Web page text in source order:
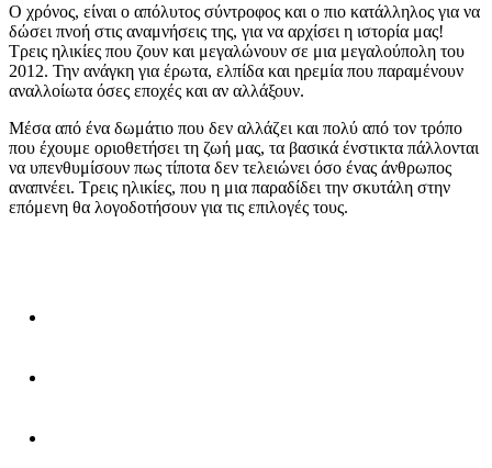
Ο χρόνος, είναι ο απόλυτος σύντροφος και ο πιο κατάλληλος για να
δώσει πνοή στις αναμνήσεις της, για να αρχίσει η ιστορία μας!
Τρεις ηλικίες που ζουν και μεγαλώνουν σε μια μεγαλούπολη του
2012. Την ανάγκη για έρωτα, ελπίδα και ηρεμία που παραμένουν
αναλλοίωτα όσες εποχές και αν αλλάξουν.
Μέσα από ένα δωμάτιο που δεν αλλάζει και πολύ από τον τρόπο
που έχουμε οριοθετήσει τη ζωή μας, τα βασικά ένστικτα πάλλονται
να υπενθυμίσουν πως τίποτα δεν τελειώνει όσο ένας άνθρωπος
αναπνέει. Τρεις ηλικίες, που η μια παραδίδει την σκυτάλη στην
επόμενη θα λογοδοτήσουν για τις επιλογές τους.